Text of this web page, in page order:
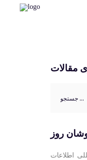
مقالات
برای:
روز
اطلاعات